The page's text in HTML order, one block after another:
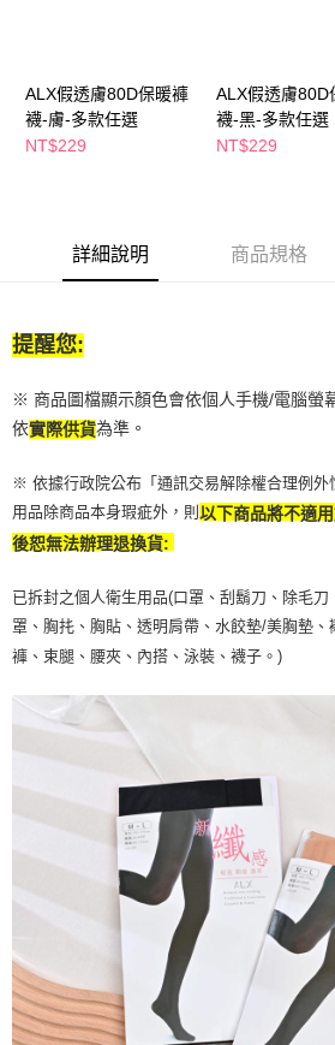
後付繳納相關費用。
※ 交易是否成功請以「AFTEE先享後付 」之結
客戶支援中心」
https://
易，需依本服務之必要範圍內提供個人資料，
權轉讓予恩沛科技股份有限公司。
２．關於個人資料處理事宜，請瀏覽以下網址：
３．未成年的使用者請事先徵得法定代理人或監
「AFTEE先享後付」，若未經同意申辦者引起之
４．使用「AFTEE先享後付」時，將依據個別
請求用戶進行身份認證。
恩沛科技股份有限公司將有權停止該用戶之使
付款後萊爾富取貨
每筆NT$65，滿NT$490(含以上)免運費
付款後7-11取貨
宅配(本島)
付款後寶雅門市自取(由倉庫統一出貨)
ALX假透膚80D保暖褲
襪-膚-多款任選
NT$229
ALX假透膚80D
襪-黑-多款任選
NT$229
詳細說明 商品規格
提醒您:
※ 商品圖檔顯示顏色會依個人手機/電腦螢
依實際供貨為準。
※ 依據行政院公布「通訊交易解除權合理例外
用品除商品本身瑕疵外，則 以下商品將不適
後恕無法辦理退換貨:
已拆封之個人衛生用品(口罩、刮鬍刀、除毛
罩、胸扥、胸貼、透明肩帶、水餃墊/美胸墊、
褲、束腿、腰夾、內搭、泳裝、襪子。)